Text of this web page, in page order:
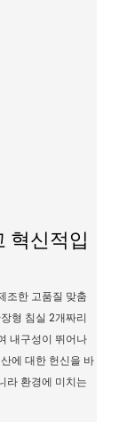
혁신적입
조한 고품질 맞춤
형 침실 2개짜리
내구성이 뛰어나
에 대한 헌신을 바
라 환경에 미치는